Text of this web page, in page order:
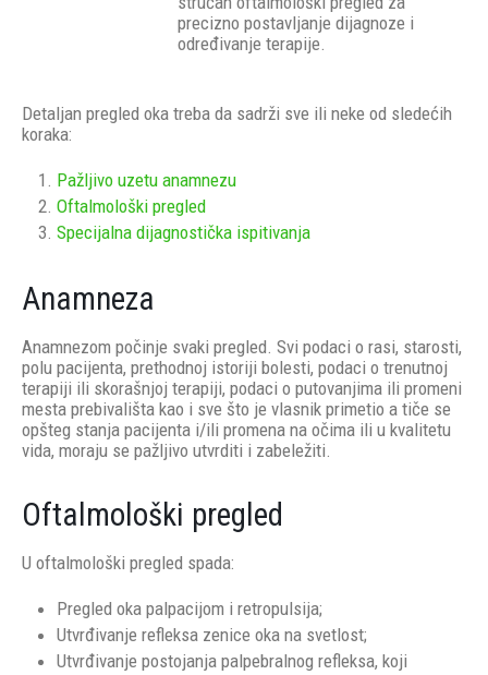
precizno postavljanje dijagnoze i
određivanje terapije.
Detaljan pregled oka treba da sadrži sve ili neke od sledećih
koraka:
Pažljivo uzetu anamnezu
Oftalmološki pregled
Specijalna dijagnostička ispitivanja
Anamneza
Anamnezom počinje svaki pregled. Svi podaci o rasi, starosti,
polu pacijenta, prethodnoj istoriji bolesti, podaci o trenutnoj
terapiji ili skorašnjoj terapiji, podaci o putovanjima ili promeni
mesta prebivališta kao i sve što je vlasnik primetio a tiče se
opšteg stanja pacijenta i/ili promena na očima ili u kvalitetu
vida, moraju se pažljivo utvrditi i zabeležiti.
Oftalmološki pregled
U oftalmološki pregled spada:
Pregled oka palpacijom i retropulsija;
Utvrđivanje refleksa zenice oka na svetlost;
Utvrđivanje postojanja palpebralnog refleksa, koji